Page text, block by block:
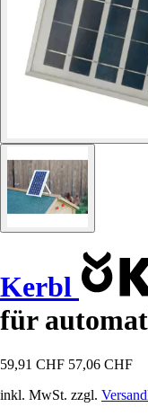
Kerbl
für
59,91 CHF 57,06 CHF
inkl. MwSt. zzgl.